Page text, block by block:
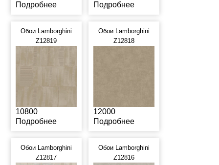
Подробнее
Подробнее
Обои Lamborghini
Z12819
10800
Подробнее
Обои Lamborghini
Z12818
12000
Подробнее
Обои Lamborghini
Z12817
Обои Lamborghini
Z12816